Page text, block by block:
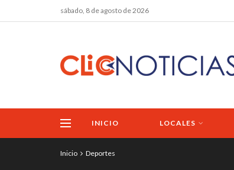
sábado, 8 de agosto de 2026
INICIO LOCALES
Inicio Deportes